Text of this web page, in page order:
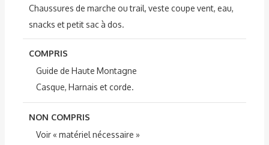
Chaussures de marche ou trail, veste coupe vent, eau,
snacks et petit sac à dos.
COMPRIS
Guide de Haute Montagne
Casque, Harnais et corde.
NON COMPRIS
Voir « matériel nécessaire »